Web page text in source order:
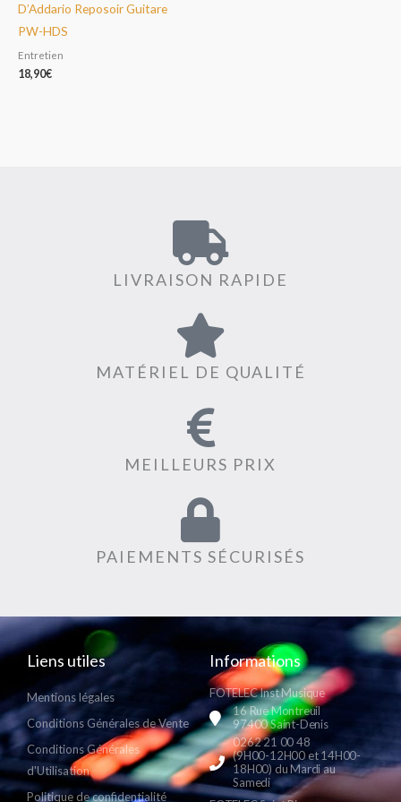
D’Addario Reposoir Guitare
PW-HDS
Entretien
18,90€
LIVRAISON RAPIDE
MATÉRIEL DE QUALITÉ
MEILLEURS PRIX
PAIEMENTS SÉCURISÉS
Liens utiles
Mentions légales
Conditions Générales de Vente
Conditions Générales
d'Utilisation
Politique de confidentialité
Informations
FOTELEC Inst Musique
16 Rue Montreuil
97400 Saint-Denis
0262 21 00 48
(9H00-12H00 et 14H00-
18H00) du Mardi au
Samedi